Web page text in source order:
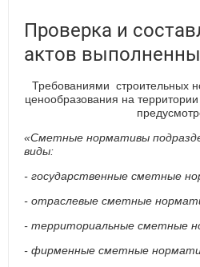
Проверка и
актов
Требованиями строительных
ценообразования на
«Сметные нормативы
виды:
- государственные сметные
- отраслевые сметные
- территориальные сметные
- фирменные сметные